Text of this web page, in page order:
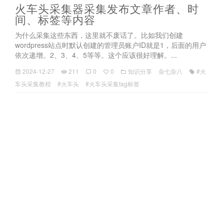
火车头采集器采集发布文章作者、时
间、标签等内容
为什么采集这些东西，这里就不废话了。比如我们创建
wordpress站点时默认创建的管理员账户ID就是1，后面的用户
依次递增。2、3、4、5等等。这个应该很好理解。...
2024-12-27 211 0 0 知识分享 杂七杂八
#火
车头采集教程
#火车头 #火车头采集tag标签